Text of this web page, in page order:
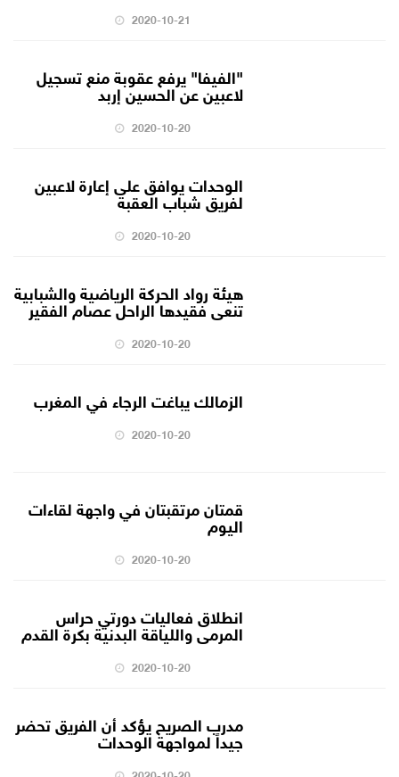
2020-10-21
"الفيفا" يرفع عقوبة منع تسجيل
لاعبين عن الحسين إربد
2020-10-20
الوحدات يوافق على إعارة لاعبين
لفريق شباب العقبة
2020-10-20
هيئة رواد الحركة الرياضية والشبابية
تنعى فقيدها الراحل عصام الفقير
2020-10-20
الزمالك يباغت الرجاء في المغرب
2020-10-20
قمتان مرتقبتان في واجهة لقاءات
اليوم
2020-10-20
انطلاق فعاليات دورتي حراس
المرمى واللياقة البدنية بكرة القدم
2020-10-20
مدرب الصريح يؤكد أن الفريق تحضر
جيداً لمواجهة الوحدات